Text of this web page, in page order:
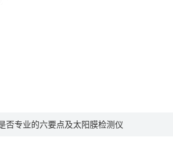
否专业的六要点及太阳膜检测仪